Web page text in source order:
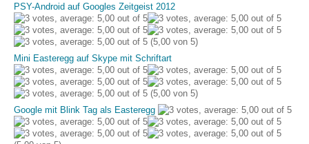
PSY-Android auf Googles Zeitgeist 2012
(5,00 von 5)
Mini Easteregg auf Skype mit Schriftart
(5,00 von 5)
Google mit Blink Tag als Easteregg